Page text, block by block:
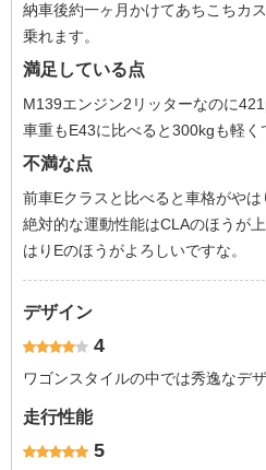
納車後約一ヶ月かけてあちこちカ
乗れます。
満足している点
M139エンジン2リッターなのに
車重もE43に比べると300kgも軽く
不満な点
前車Eクラスと比べると車格がやは
絶対的な運動性能はCLAのほうが
はりEのほうがよろしいですな。
デザイン
4
ワゴンスタイルの中では秀逸なデ
走行性能
5